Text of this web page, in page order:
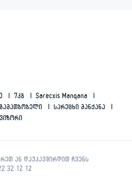
7კგ
Sarecxis Manqana
Გამათბობელი
Სარეცხი Მანქანა